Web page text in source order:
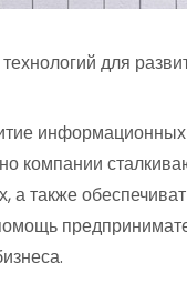
для
компании
также